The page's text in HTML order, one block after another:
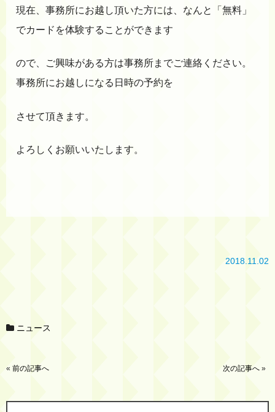
現在、事務所にお越し頂いた方には、なんと「無料」
でカードを体験することができます
ので、ご興味がある方は事務所までご連絡ください。
事務所にお越しになる日時の予約を
させて頂きます。
よろしくお願いいたします。
2018.11.02
ニュース
« 前の記事へ 次の記事へ »